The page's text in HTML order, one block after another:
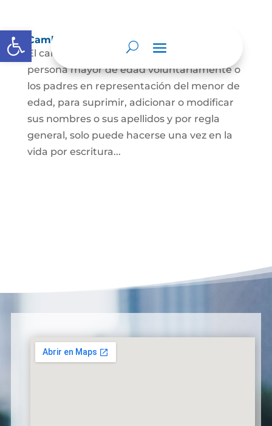
Abrir barra de herramientas
Cambio Nombre
El cambio de nombre lo podrá hacer la
persona mayor de edad voluntariamente o
los padres en representación del menor de
edad, para suprimir, adicionar o modificar
sus nombres o sus apellidos y por regla
general, solo puede hacerse una vez en la
vida por escritura...